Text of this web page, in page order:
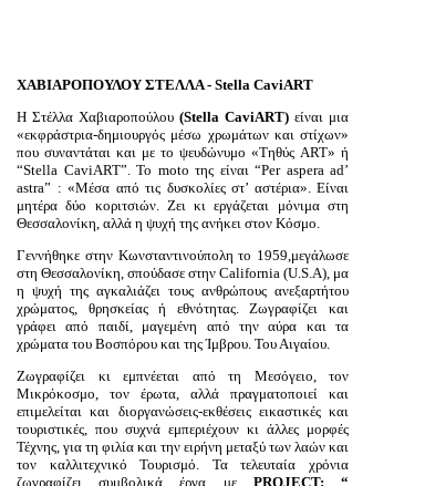
ΧΑΒΙΑΡΟΠΟΥΛΟΥ ΣΤΕΛΛΑ- Stella CaviART
Η Στέλλα Χαβιαροπούλου (Stella CaviART) είναι μια
«εκφράστρια-δημιουργός μέσω χρωμάτων και στίχων»
που συναντάται και με το ψευδώνυμο «Τηθύς ART» ή
“Stella CaviART”. Το moto της είναι “Per aspera ad’
astra” : «Μέσα από τις δυσκολίες στ’ αστέρια». Είναι
μητέρα δύο κοριτσιών. Ζει κι εργάζεται μόνιμα στη
Θεσσαλονίκη, αλλά η ψυχή της ανήκει στον Κόσμο.
Γεννήθηκε στην Κωνσταντινούπολη το 1959,μεγάλωσε
στη Θεσσαλονίκη, σπούδασε στην California (U.S.Α), μα
η ψυχή της αγκαλιάζει τους ανθρώπους ανεξαρτήτου
χρώματος, θρησκείας ή εθνότητας. Ζωγραφίζει και
γράφει από παιδί, μαγεμένη από την αύρα και τα
χρώματα του Βοσπόρου και της Ίμβρου. Του Αιγαίου.
Ζωγραφίζει κι εμπνέεται από τη Μεσόγειο, τον
Μικρόκοσμο, τον έρωτα, αλλά πραγματοποιεί και
επιμελείται και διοργανώσεις-εκθέσεις εικαστικές και
τουριστικές, που συχνά εμπεριέχουν κι άλλες μορφές
Τέχνης, για τη φιλία και την ειρήνη μεταξύ των λαών και
τον καλλιτεχνικό Τουρισμό. Τα τελευταία χρόνια
ζωγραφίζει συμβολικά έργα με PROJECT: “